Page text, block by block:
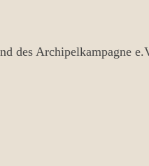
des Archipelkampagne